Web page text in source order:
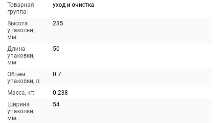
Товарная
группа:
уход и очистка
Высота
упаковки,
мм:
235
Длина
упаковки,
мм:
50
Объем
упаковки, л:
0.7
Масса, кг:
0.238
Ширина
упаковки,
мм:
54